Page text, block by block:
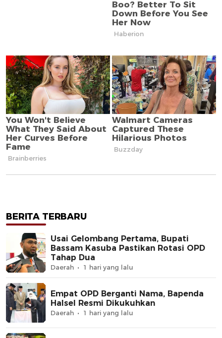
BERITA TERBARU
Usai Gelombang Pertama, Bupati
Bassam Kasuba Pastikan Rotasi OPD
Tahap Dua
Daerah 1 hari yang lalu
Empat OPD Berganti Nama, Bapenda
Halsel Resmi Dikukuhkan
Daerah 1 hari yang lalu